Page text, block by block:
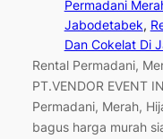
Permadani
Jabodetabek,
Dan Cokelat Di
Rental Permadani,
PT.VENDOR EVENT
Permadani, Merah,
bagus harga murah